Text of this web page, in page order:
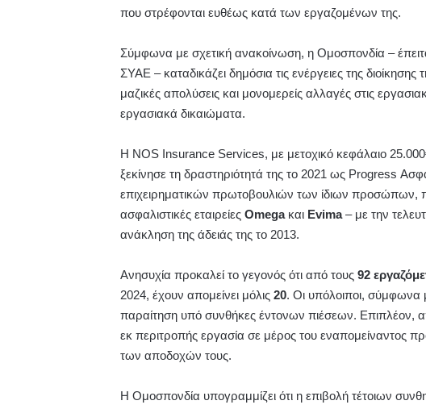
που στρέφονται ευθέως κατά των εργαζομένων της.
Σύμφωνα με σχετική ανακοίνωση, η Ομοσπονδία –
ΣΥΑΕ – καταδικάζει δημόσια τις ενέργειες της
μαζικές απολύσεις και μονομερείς αλλαγές στις
εργασιακά δικαιώματα.
Η NOS Insurance Services, με μετοχικό κεφάλαιο 25.000€
ξεκίνησε τη δραστηριότητά της το 2021 ως Progress
επιχειρηματικών πρωτοβουλιών των ίδιων προσώπων,
ασφαλιστικές εταιρείεςOmegaκαι Evima– με την
ανάκληση της άδειάς της το 2013.
Ανησυχία προκαλεί το γεγονός ότι από τους92
2024, έχουν απομείνει μόλις20. Οι υπόλοιποι, σύμφωνα
παραίτηση υπό συνθήκες έντονων πιέσεων. Επιπλέον,
εκ περιτροπής εργασία σε μέρος του εναπομείναντος
των αποδοχών τους.
Η Ομοσπονδία υπογραμμίζει ότι η επιβολή τέτοιων